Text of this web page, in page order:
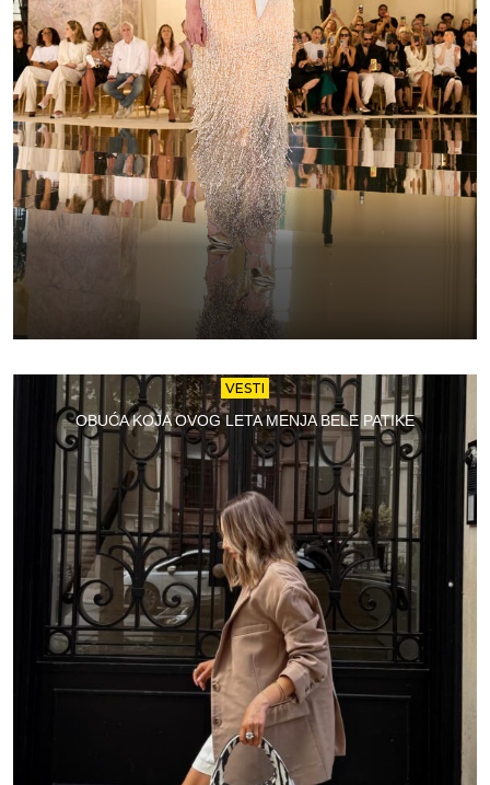
VESTI
OBUĆA KOJA OVOG LETA MENJA BELE PATIKE